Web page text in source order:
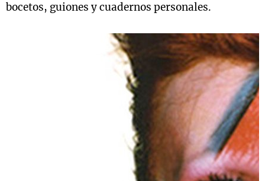
bocetos, guiones y cuadernos personales.